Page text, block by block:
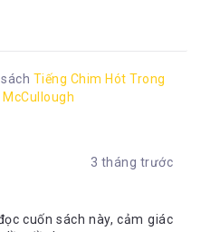
Tiếng Chim Hót Trong
McCullough
3 tháng trước
cuốn sách này, cảm giác